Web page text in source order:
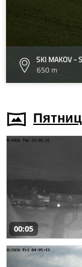
SKI MAKOV -
650 m
00:05